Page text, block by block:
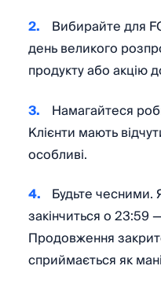
Вибирайте для
день великого
продукту або акцію
Намагайтеся
Клієнти мають
особливі.
​​Будьте чесними.
закінчиться о 23:59
Продовження
сприймається як